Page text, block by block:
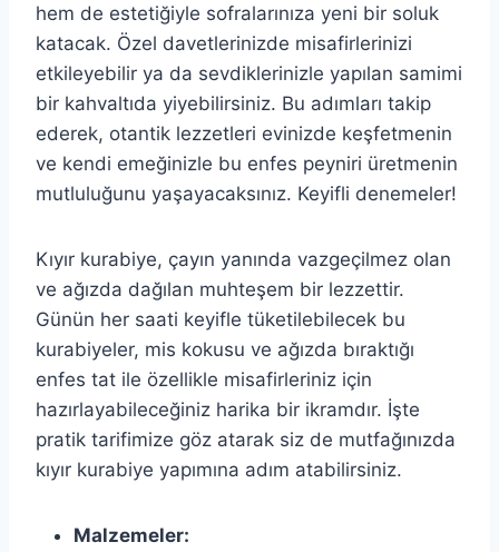
hem de estetiğiyle sofralarınıza yeni bir soluk
katacak. Özel davetlerinizde misafirlerinizi
etkileyebilir ya da sevdiklerinizle yapılan samimi
bir kahvaltıda yiyebilirsiniz. Bu adımları takip
ederek, otantik lezzetleri evinizde keşfetmenin
ve kendi emeğinizle bu enfes peyniri üretmenin
mutluluğunu yaşayacaksınız. Keyifli denemeler!
Kıyır kurabiye, çayın yanında vazgeçilmez olan
ve ağızda dağılan muhteşem bir lezzettir.
Günün her saati keyifle tüketilebilecek bu
kurabiyeler, mis kokusu ve ağızda bıraktığı
enfes tat ile özellikle misafirleriniz için
hazırlayabileceğiniz harika bir ikramdır. İşte
pratik tarifimize göz atarak siz de mutfağınızda
kıyır kurabiye yapımına adım atabilirsiniz.
Malzemeler: